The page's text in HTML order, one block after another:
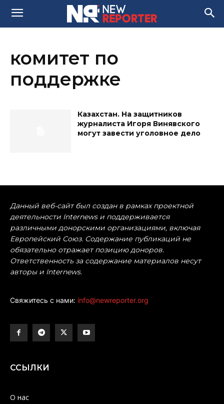
комитет по
поддержке
Казахстан. На защитников
журналиста Игоря Винявского
могут завести уголовное дело
Данный веб-сайт был создан в рамках проектной
деятельности Internews и поддерживается
различными донорскими организациями, включая
Европейский Союз. Содержание публикаций не
обязательно отражает позицию доноров.
Ответственность за содержание материалов несут
авторы и Internews.
Свяжитесь с нами: info@newreporter.org
ССЫЛКИ
О нас